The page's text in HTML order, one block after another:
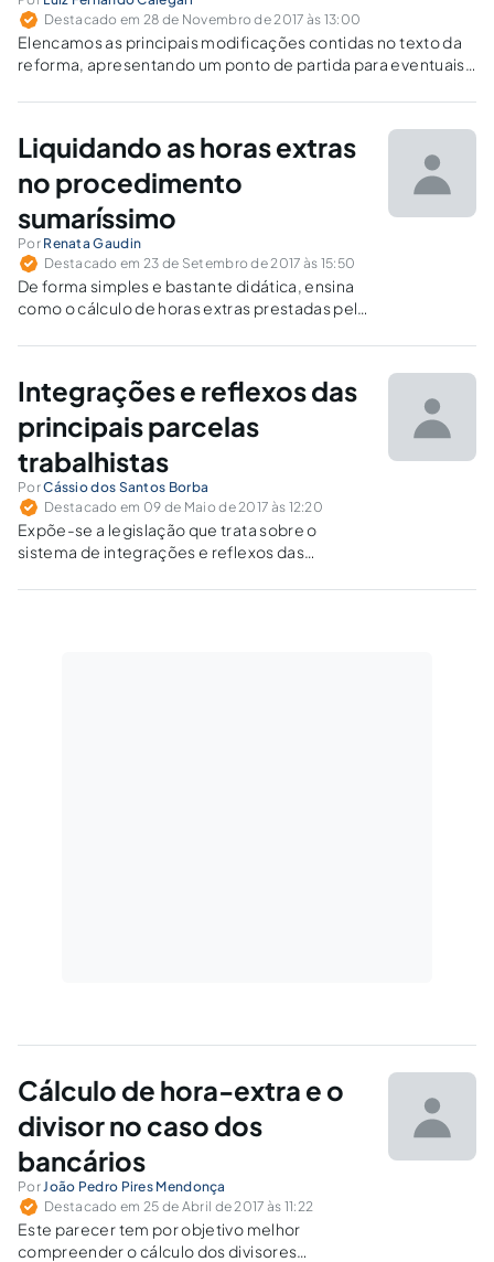
Destacado em 28 de Novembro de 2017 às 13:00
Elencamos as principais modificações contidas no texto da
reforma, apresentando um ponto de partida para eventuais
Liquidando as horas extras
no procedimento
sumaríssimo
Por Renata Gaudin
Destacado em 23 de Setembro de 2017 às 15:50
De forma simples e bastante didática, ensina
como o cálculo de horas extras prestadas pelo
dos pedidos no procedimento sumaríssimo.
Integrações e reflexos das
principais parcelas
trabalhistas
PorCássio dos Santos Borba
Destacado em 09 de Maio de 2017 às 12:20
Expõe-se a legislação que trata sobre o
sistema de integrações e reflexos das
Cálculo de hora-extra e o
divisor no caso dos
bancários
Por João Pedro Pires Mendonça
Destacado em 25 de Abril de 2017 às 11:22
Este parecer tem por objetivo melhor
compreender o cálculo dos divisores